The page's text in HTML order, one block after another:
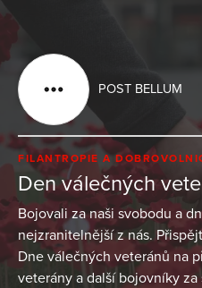
POST BELLUM
FILANTROPIE A
Den válečných
Bojovali za naši svobodu a
nejzranitelnější z nás.
Dne válečných veteránů na
veterány a další bojovníky